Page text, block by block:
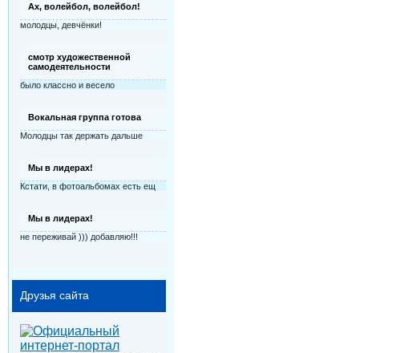
Ах, волейбол, волейбол!
молодцы, девчёнки!
смотр художественной
самодеятельности
было классно и весело
Вокальная группа готова
Молодцы так держать дальше
Мы в лидерах!
Кстати, в фотоальбомах есть ещ
Мы в лидерах!
не переживай ))) добавляю!!!
Друзья сайта